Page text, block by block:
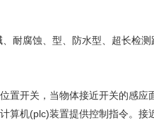
耐腐蚀、型、防水型、超长检测
置开关，当物体接近开关的感应
算机(plc)装置提供控制指令。接